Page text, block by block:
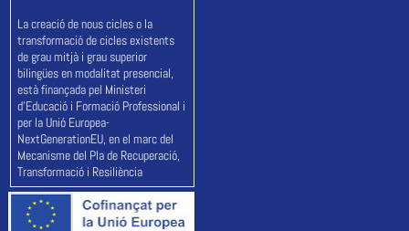
La creació de nous cicles o la
transformació de cicles existents
de grau mitjà i grau superior
bilingües en modalitat presencial,
està finançada pel Ministeri
d'Educació i Formació Professional i
per la Unió Europea-
NextGenerationEU, en el marc del
Mecanisme del Pla de Recuperació,
Transformació i Resiliència